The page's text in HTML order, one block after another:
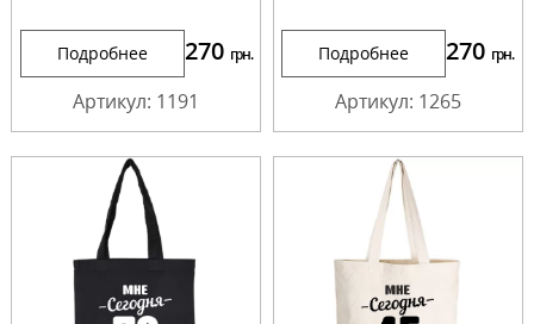
Подробнее 270 грн.
Артикул: 1191
Подробнее 270 грн.
Артикул: 1265